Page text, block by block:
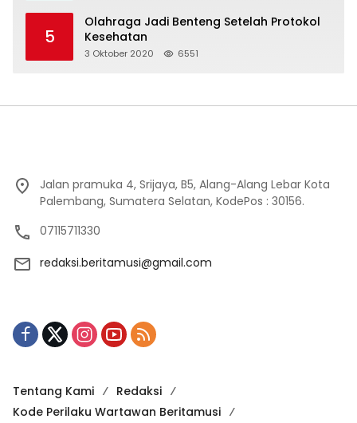
5
Olahraga Jadi Benteng Setelah Protokol
Kesehatan
3 Oktober 2020 6551
Jalan pramuka 4, Srijaya, B5, Alang-Alang Lebar Kota
Palembang, Sumatera Selatan, KodePos : 30156.
07115711330
redaksi.beritamusi@gmail.com
Tentang Kami
Redaksi
Kode Perilaku Wartawan Beritamusi